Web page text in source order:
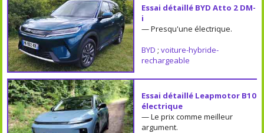
Essai détaillé BYD Atto 2 DM-
i
— Presqu'une électrique.
BYD ; voiture-hybride-
rechargeable
Essai détaillé Leapmotor B10
électrique
— Le prix comme meilleur
argument.